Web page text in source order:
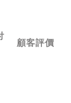
顧客評價